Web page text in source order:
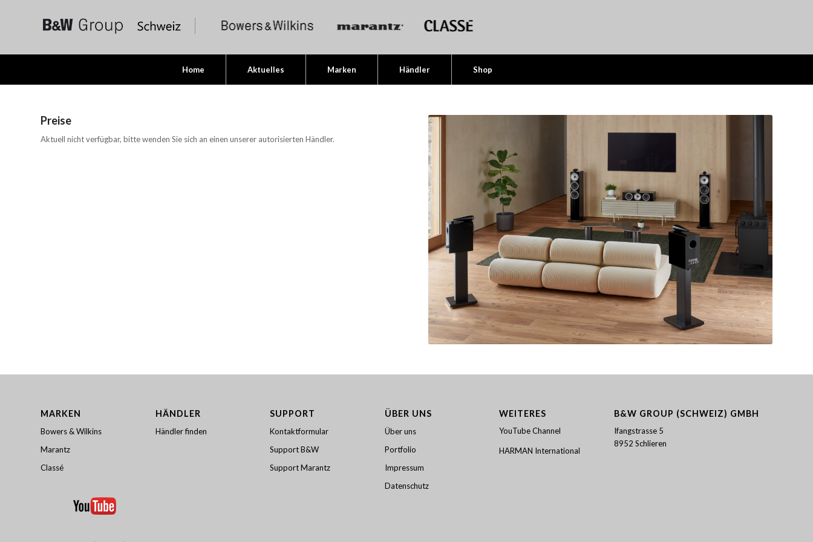
Home Aktuelles Marken Händler Shop
Preise
Aktuell nicht verfügbar, bitte wenden Sie sich an einen unserer autorisierten Händler.
MARKEN
Bowers & Wilkins
Marantz
Classé
HÄNDLER
Händler finden
SUPPORT
Kontaktformular
Support B&W
Support Marantz
ÜBER UNS
Über uns
Portfolio
Impressum
Datenschutz
WEITERES
YouTube Channel
HARMAN International
B&W GROUP (SCHWEIZ) GMBH
Ifangstrasse 5
8952 Schlieren